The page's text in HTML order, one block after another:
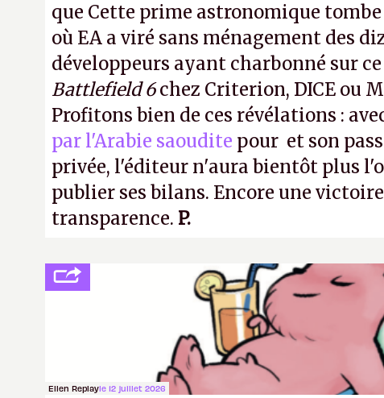
que Cette prime astronomique
où EA a viré sans ménagement des
développeurs ayant charbonné sur
Battlefield 6chez Criterion, DICE ou
Profitons bien de ces révélations :
par l'Arabie saoudite pour et son
privée, l'éditeur n'aura bientôt plus
publier ses bilans. Encore une
transparence. P.
Ellen Replayle 12 juillet 2026